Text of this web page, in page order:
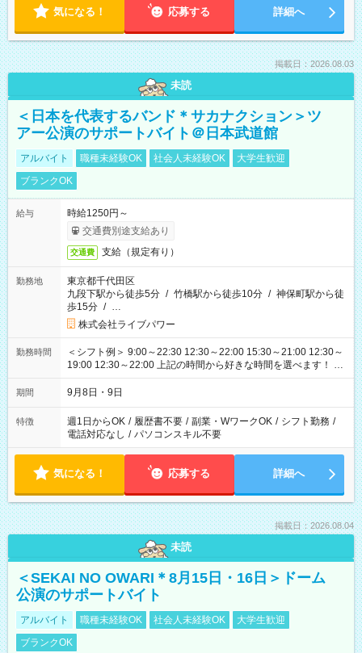
気になる！ 応募する 詳細へ
掲載日：2026.08.03
未読
＜日本を代表するバンド＊サカナクション＞ツ
アー公演のサポートバイト＠日本武道館
アルバイト 職種未経験OK 社会人未経験OK
大学生歓迎
ブランクOK
給与
時給1250円～
交通費別途支給あり
交通費 支給（規定有り）
勤務地
東京都千代田区
九段下駅から徒歩5分 / 竹橋駅から徒歩10分 / 神保町駅から徒
歩15分 / …
株式会社ライブパワー
勤務時間
＜シフト例＞ 9:00～22:30 12:30～22:00 15:30～21:00 12:30～
19:00 12:30～22:00 上記の時間から好きな時間を選べます！ ※
時間は変更となる可能性があります
期間 9月8日・9日
特徴 週1日からOK / 履歴書不要 / 副業・WワークOK / シフト勤務 /
電話対応なし / パソコンスキル不要
気になる！ 応募する 詳細へ
掲載日：2026.08.04
未読
＜SEKAI NO OWARI＊8月15日・16日＞ドーム
公演のサポートバイト
アルバイト 職種未経験OK 社会人未経験OK
大学生歓迎
ブランクOK